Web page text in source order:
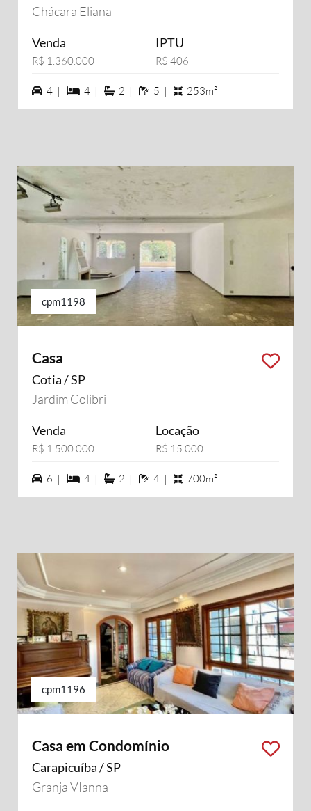
Chácara Eliana
Venda
R$ 1.360.000
IPTU
R$ 406
4 vagas na garagem
4 | 4 dormiórios
4 | 2 suítes
2 | 5 banheiros
5 | 253m²
cpm1198
Casa
Cotia / SP
Jardim Colibri
Venda
R$ 1.500.000
Locação
R$ 15.000
6 vagas na garagem
6 | 4 dormiórios
4 | 2 suítes
2 | 4 banheiros
4 | 700m²
cpm1196
Casa em Condomínio
Carapicuíba / SP
Granja VIanna